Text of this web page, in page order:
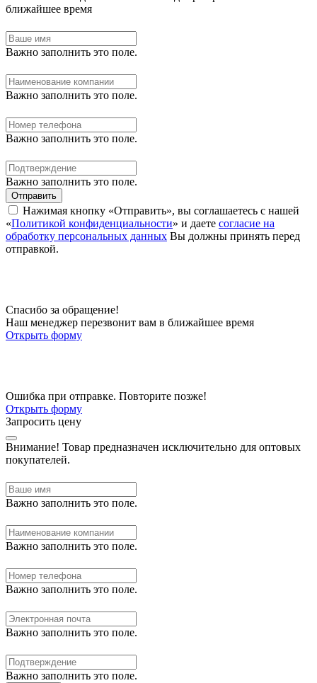
ближайшее время
Важно заполнить это поле.
Важно заполнить это поле.
Важно заполнить это поле.
Важно заполнить это поле.
Отправить
Нажимая кнопку «Отправить», вы соглашаетесь с нашей
«Политикой конфиденциальности» и даете согласие на
обработку персональных данных Вы должны принять перед
отправкой.
Спасибо за обращение!
Наш менеджер перезвонит вам в ближайшее время
Открыть форму
Ошибка при отправке. Повторите позже!
Открыть форму
Запросить цену
Внимание! Товар предназначен исключительно для оптовых
покупателей.
Важно заполнить это поле.
Важно заполнить это поле.
Важно заполнить это поле.
Важно заполнить это поле.
Важно заполнить это поле.